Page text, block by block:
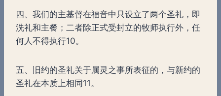
四、我们的主基督在福音中只设立了两个圣礼，即
洗礼和主餐；二者除正式受封立的牧师执行外，任
何人不得执行10。
五、旧约的圣礼关于属灵之事所表征的，与新约的
圣礼在本质上相同11。